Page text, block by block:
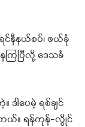
င်နီနယ်စပ်၊ ဖယ်ခုံ
ေကြပြီလို့ ဒေသခံ
ါပေမဲ့ ရစ်ချင်
ယ်။ ရန်ကုန်-လွိုင်